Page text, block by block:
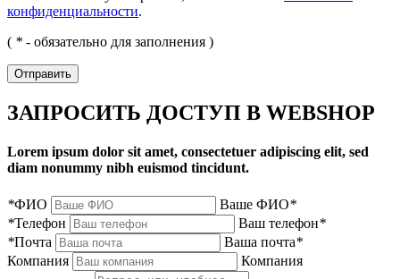
конфиденциальности.
( * - обязательно для заполнения )
Отправить
ЗАПРОСИТЬ ДОСТУП В WEBSHOP
Lorem ipsum dolor sit amet, consectetuer adipiscing elit, sed
diam nonummy nibh euismod tincidunt.
*ФИО Ваше ФИО*
*Телефон Ваш телефон*
*Почта Ваша почта*
Компания
Компания